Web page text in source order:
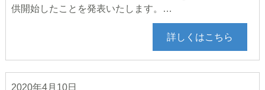
供開始したことを発表いたします。…
詳しくはこちら
2020年4月10日